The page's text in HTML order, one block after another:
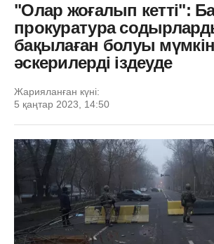
"Олар жоғалып кетті":
прокуратура
бақылаған болуы
әскерилерді іздеуде
Жарияланған күні:
5 қаңтар 2023, 14:50